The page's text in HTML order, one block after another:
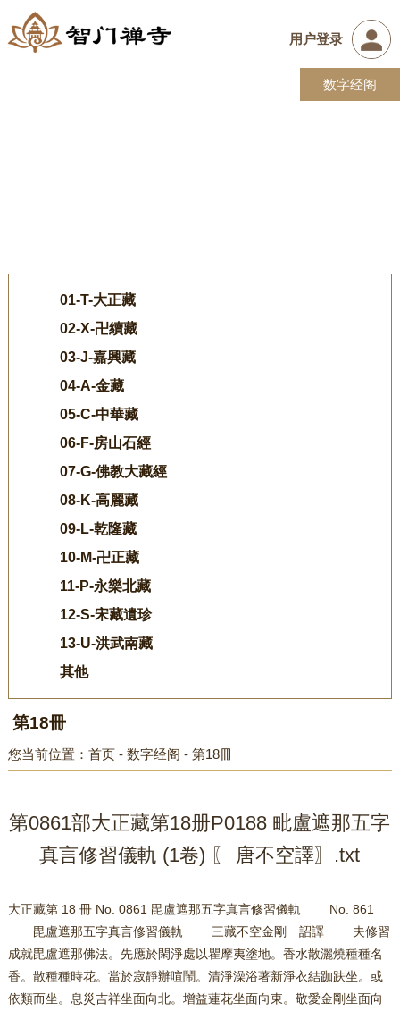
用户登录
数字经阁
01-T-大正藏
02-X-卍續藏
03-J-嘉興藏
04-A-金藏
05-C-中華藏
06-F-房山石經
07-G-佛教大藏經
08-K-高麗藏
09-L-乾隆藏
10-M-卍正藏
11-P-永樂北藏
12-S-宋藏遺珍
13-U-洪武南藏
其他
第18冊
您当前位置： 首页- 数字经阁 - 第18冊
第0861部大正藏第18册P0188 毗盧遮那五字
真言修習儀軌 (1卷) 〖 唐不空譯〗.txt
大正藏第 18 冊 No. 0861 毘盧遮那五字真言修習儀軌 No. 861
毘盧遮那五字真言修習儀軌 三藏不空金剛 詔譯 夫修習
成就毘盧遮那佛法。先應於閑淨處以瞿摩夷塗地。香水散灑燒種種名
香。散種種時花。當於寂靜辦喧鬧。清淨澡浴著新淨衣結跏趺坐。或
依類而坐。息災吉祥坐面向北。增益蓮花坐面向東。敬愛金剛坐面向